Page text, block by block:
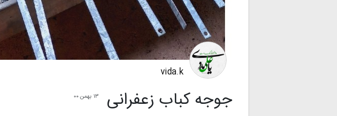
vida.k
جوجه کباب زعفرانی ۱۳ بهمن ۰۰